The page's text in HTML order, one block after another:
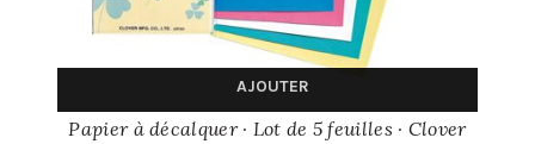
AJOUTER
Papier à décalquer · Lot de 5 feuilles · Clover